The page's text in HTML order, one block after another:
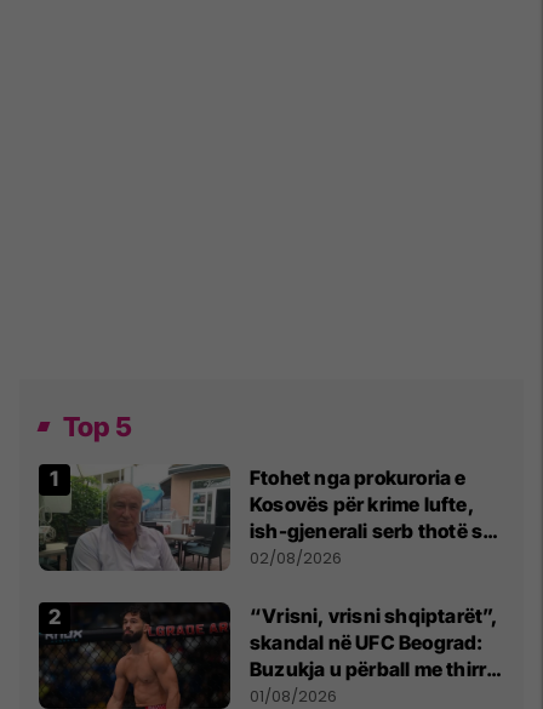
Top 5
Ftohet nga prokuroria e
Kosovës për krime lufte,
ish-gjenerali serb thotë se
dikush e tradhtoi në
02/08/2026
“Vrisni, vrisni shqiptarët”,
skandal në UFC Beograd:
Buzukja u përball me thirrje
anti-shqiptare nga
01/08/2026